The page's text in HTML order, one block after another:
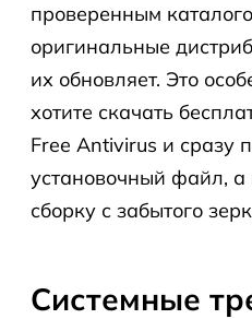
проверенным
оригинальные
их обновляет. Это
хотите скачать
Free Antivirus и сразу
установочный файл,
сборку с забытого
Системные